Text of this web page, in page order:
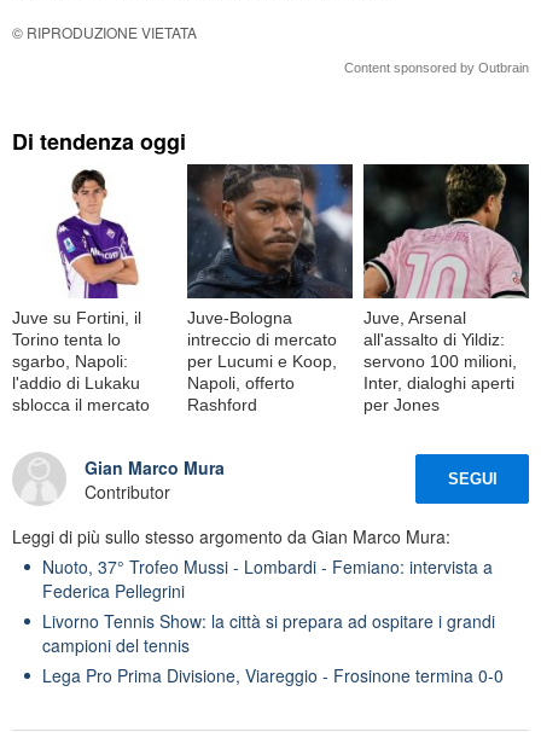
© RIPRODUZIONE VIETATA
Content sponsored by Outbrain
Di tendenza oggi
Juve su Fortini, il
Torino tenta lo
sgarbo, Napoli:
l'addio di Lukaku
sblocca il mercato
Juve-Bologna
intreccio di mercato
per Lucumi e Koop,
Napoli, offerto
Rashford
Juve, Arsenal
all'assalto di Yildiz:
servono 100 milioni,
Inter, dialoghi aperti
per Jones
Gian Marco Mura
Contributor
SEGUI
Leggi di più sullo stesso argomento da Gian Marco Mura:
Nuoto, 37° Trofeo Mussi - Lombardi - Femiano: intervista a
Federica Pellegrini
Livorno Tennis Show: la città si prepara ad ospitare i grandi
campioni del tennis
Lega Pro Prima Divisione, Viareggio - Frosinone termina 0-0